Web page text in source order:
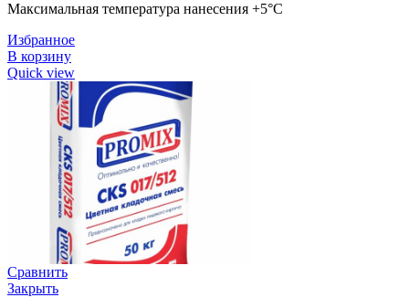
Максимальная температура нанесения +5°C
Избранное
В корзину
Quick view
Сравнить
Закрыть